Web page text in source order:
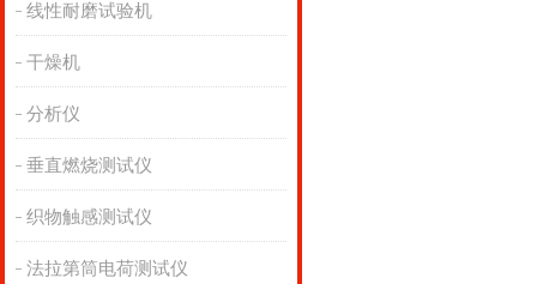
线性耐磨试验机
干燥机
分析仪
垂直燃烧测试仪
织物触感测试仪
法拉第筒电荷测试仪